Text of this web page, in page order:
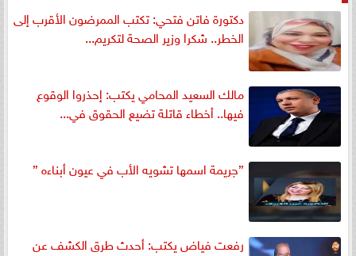
دكتورة فاتن فتحي: تكتب الممرضون الأقرب إلى
الخطر.. شكرا وزير الصحة لتكريم...
مالك السعيد المحامي يكتب: إحذروا الوقوع
فيها.. أخطاء قاتلة تضيع الحقوق في...
”جريمة اسمها تشويه الأب في عيون أبناءه ”
رفعت فياض يكتب: أحدث طرق الكشف عن